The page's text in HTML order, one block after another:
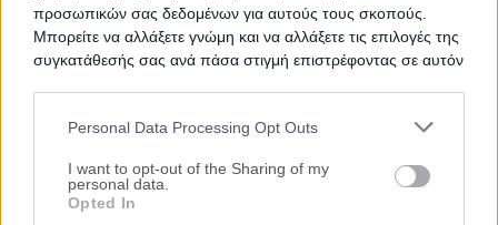
προσωπικών σας δεδομένων για αυτούς τους σκοπούς.
Μπορείτε να αλλάξετε γνώμη και να αλλάξετε τις επιλογές της
συγκατάθεσής σας ανά πάσα στιγμή επιστρέφοντας σε αυτόν
services and may gather and store information including but
not limited to your visit or usage behaviour. You may click to
grant or deny consent to Google and its third-party tags to
Personal Data Processing Opt Outs
I want to opt-out of the Sharing of my
personal data.
Opted In
Η H.P.L. Real Estate παρέχει ολοκληρωμένη σειρά
με γνώμονα την κάλυψη των οικιστικών,
επαγγελματικών ή επενδυτικών αναγκών σας. Με